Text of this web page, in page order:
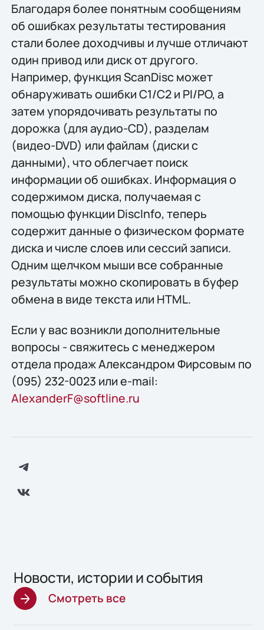
Благодаря более понятным сообщениям
об ошибках результаты тестирования
стали более доходчивы и лучше отличают
один привод или диск от другого.
Например, функция ScanDisc может
обнаруживать ошибки C1/C2 и PI/PO, а
затем упорядочивать результаты по
дорожка (для аудио-CD), разделам
(видео-DVD) или файлам (диски с
данными), что облегчает поиск
информации об ошибках. Информация о
содержимом диска, получаемая с
помощью функции DiscInfo, теперь
содержит данные о физическом формате
диска и числе слоев или сессий записи.
Одним щелчком мыши все собранные
результаты можно скопировать в буфер
обмена в виде текста или HTML.
Если у вас возникли дополнительные
вопросы - свяжитесь с менеджером
отдела продаж Александром Фирсовым по
(095) 232-0023 или e-mail:
AlexanderF@softline.ru
Новости, истории и события
Смотреть все